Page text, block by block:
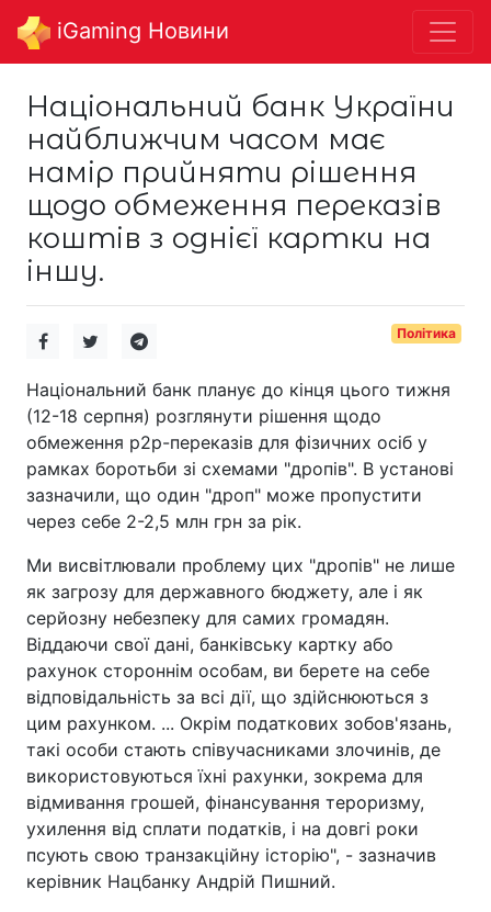
iGaming Новини
Національний банк України
найближчим часом має
намір прийняти рішення
щодо обмеження переказів
коштів з однієї картки на
іншу.
Політика
Національний банк планує до кінця цього тижня
(12-18 серпня) розглянути рішення щодо
обмеження p2p-переказів для фізичних осіб у
рамках боротьби зі схемами "дропів". В установі
зазначили, що один "дроп" може пропустити
через себе 2-2,5 млн грн за рік.
Ми висвітлювали проблему цих "дропів" не лише
як загрозу для державного бюджету, але і як
серйозну небезпеку для самих громадян.
Віддаючи свої дані, банківську картку або
рахунок стороннім особам, ви берете на себе
відповідальність за всі дії, що здійснюються з
цим рахунком. ... Окрім податкових зобов'язань,
такі особи стають співучасниками злочинів, де
використовуються їхні рахунки, зокрема для
відмивання грошей, фінансування тероризму,
ухилення від сплати податків, і на довгі роки
псують свою транзакційну історію", - зазначив
керівник Нацбанку Андрій Пишний.